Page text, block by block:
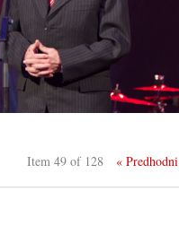
Item 49 of 128 « Predhodni